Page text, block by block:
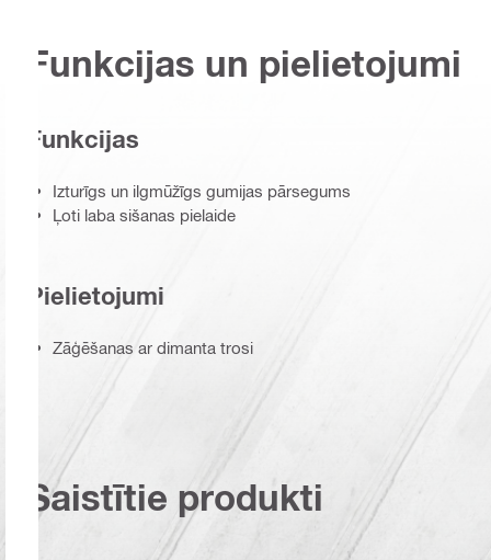
Funkcijas un pielietojumi
Funkcijas
Izturīgs un ilgmūžīgs gumijas pārsegums
Ļoti laba sišanas pielaide
Pielietojumi
Zāģēšanas ar dimanta trosi
Saistītie produkti